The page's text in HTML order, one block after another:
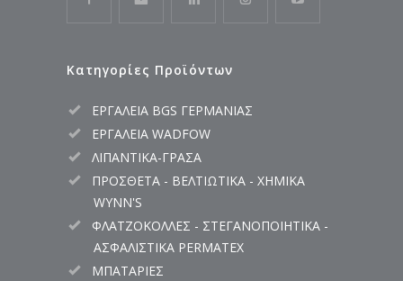
Κατηγορίες Προϊόντων
ΕΡΓΑΛΕΙΑ BGS ΓΕΡΜΑΝΙΑΣ
ΕΡΓΑΛΕΙΑ WADFOW
ΛΙΠΑΝΤΙΚΑ-ΓΡΑΣΑ
ΠΡΟΣΘΕΤΑ - ΒΕΛΤΙΩΤΙΚΑ - ΧΗΜΙΚΑ
WYNN'S
ΦΛΑΤΖΟΚΟΛΛΕΣ - ΣΤΕΓΑΝΟΠΟΙΗΤΙΚΑ -
ΑΣΦΑΛΙΣΤΙΚΑ PERMATEX
ΜΠΑΤΑΡΙΕΣ